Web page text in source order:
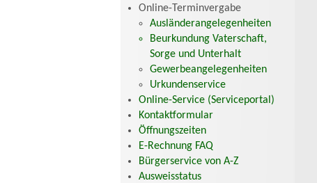
Online-Terminvergabe
Ausländerangelegenheiten
Beurkundung Vaterschaft,
Sorge und Unterhalt
Gewerbeangelegenheiten
Urkundenservice
Online-Service (Serviceportal)
Kontaktformular
Öffnungszeiten
E-Rechnung FAQ
Bürgerservice von A-Z
Ausweisstatus